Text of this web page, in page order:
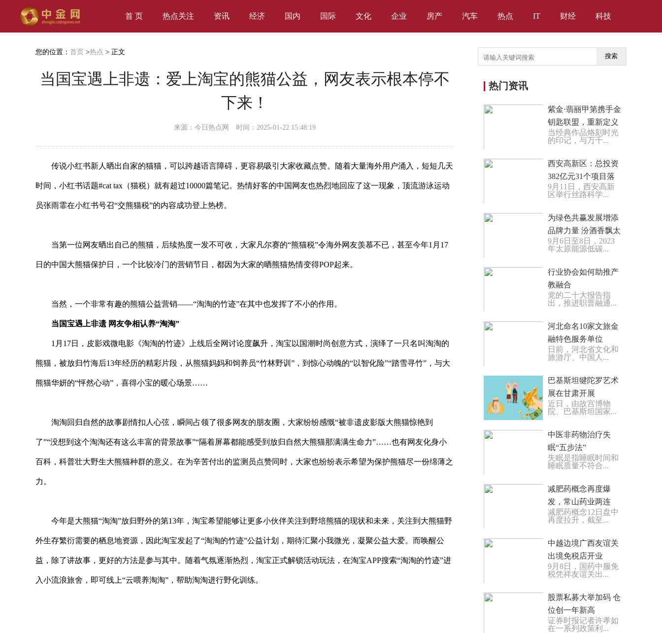
首 页 热点关注 资讯 经济 国内 国际 文化 企业 房产 汽车 热点 IT 财经 科技
您的位置： 首页 >热点 > 正文
当国宝遇上非遗：爱上淘宝的熊猫公益，网友表示根本停不
下来！
来源：今日热点网 时间：2025-01-22 15:48:19
传说小红书新人晒出自家的猫猫，可以跨越语言障碍，更容易吸引大家收藏点赞。随着大量海外用户涌入，短短几天
时间，小红书话题#cat tax（猫税）就有超过10000篇笔记。热情好客的中国网友也热烈地回应了这一现象，顶流游泳运动
员张雨霏在小红书号召“交熊猫税”的内容成功登上热榜。
当第一位网友晒出自己的熊猫，后续热度一发不可收，大家凡尔赛的“熊猫税”令海外网友羡慕不已，甚至今年1月17
日的中国大熊猫保护日，一个比较冷门的营销节日，都因为大家的晒熊猫热情变得POP起来。
当然，一个非常有趣的熊猫公益营销——“淘淘的竹迹”在其中也发挥了不小的作用。
当国宝遇上非遗 网友争相认养“淘淘”
1月17日，皮影戏微电影《淘淘的竹迹》上线后全网讨论度飙升，淘宝以国潮时尚创意方式，演绎了一只名叫淘淘的
熊猫，被放归竹海后13年经历的精彩片段，从熊猫妈妈和饲养员“竹林野训”，到惊心动魄的“以智化险”“踏雪寻竹”，与大
熊猫华妍的“怦然心动”，喜得小宝的暖心场景……
淘淘回归自然的故事剧情扣人心弦，瞬间占领了很多网友的朋友圈，大家纷纷感慨“被非遗皮影版大熊猫惊艳到
了”“没想到这个淘淘还有这么丰富的背景故事”“隔着屏幕都能感受到放归自然大熊猫那满满生命力”……也有网友化身小
百科，科普壮大野生大熊猫种群的意义。在为辛苦付出的监测员点赞同时，大家也纷纷表示希望为保护熊猫尽一份绵薄之
力。
今年是大熊猫“淘淘”放归野外的第13年，淘宝希望能够让更多小伙伴关注到野培熊猫的现状和未来，关注到大熊猫野
外生存繁衍需要的栖息地资源，因此淘宝发起了“淘淘的竹迹”公益计划，期待汇聚小我微光，凝聚公益大爱。而唤醒公
益，除了讲故事，更好的方法是参与其中。随着气氛逐渐热烈，淘宝正式解锁活动玩法，在淘宝APP搜索“淘淘的竹迹”进
入小流浪旅舍，即可线上“云喂养淘淘”，帮助淘淘进行野化训练。
搜索
热门资讯
紫金·翡丽甲第携手金
钥匙联盟，重新定义
苏州豪宅生活
当经典作品烙刻时光
的印记，与万千...
西安高新区：总投资
382亿元31个项目落
地丝路科学城
9月11日，西安高新
区举行丝路科学...
为绿色共赢发展增添
品牌力量 汾酒香飘太
原能源低碳发展论坛
9月6日至8日，2023
年太原能源低碳...
行业协会如何助推产
教融合
党的二十大报告指
出，推进职普融通...
河北命名10家文旅金
融特色服务单位
日前，河北省文化和
旅游厅、中国人...
巴基斯坦犍陀罗艺术
展在甘肃开展
近日，由故宫博物
院、巴基斯坦国家...
中医非药物治疗失
眠“五步法”
失眠是指睡眠时间和
睡眠质量不符合...
减肥药概念再度爆
发，常山药业两连
板，翰宇药业等大涨
减肥药概念12日盘中
再度拉升，截至...
中越边境广西友谊关
出境免税店开业
9月8日，国药中服免
税凭祥友谊关出...
股票私募大举加码 仓
位创一年新高
证券时报记者许孝如
在一系列政策利...